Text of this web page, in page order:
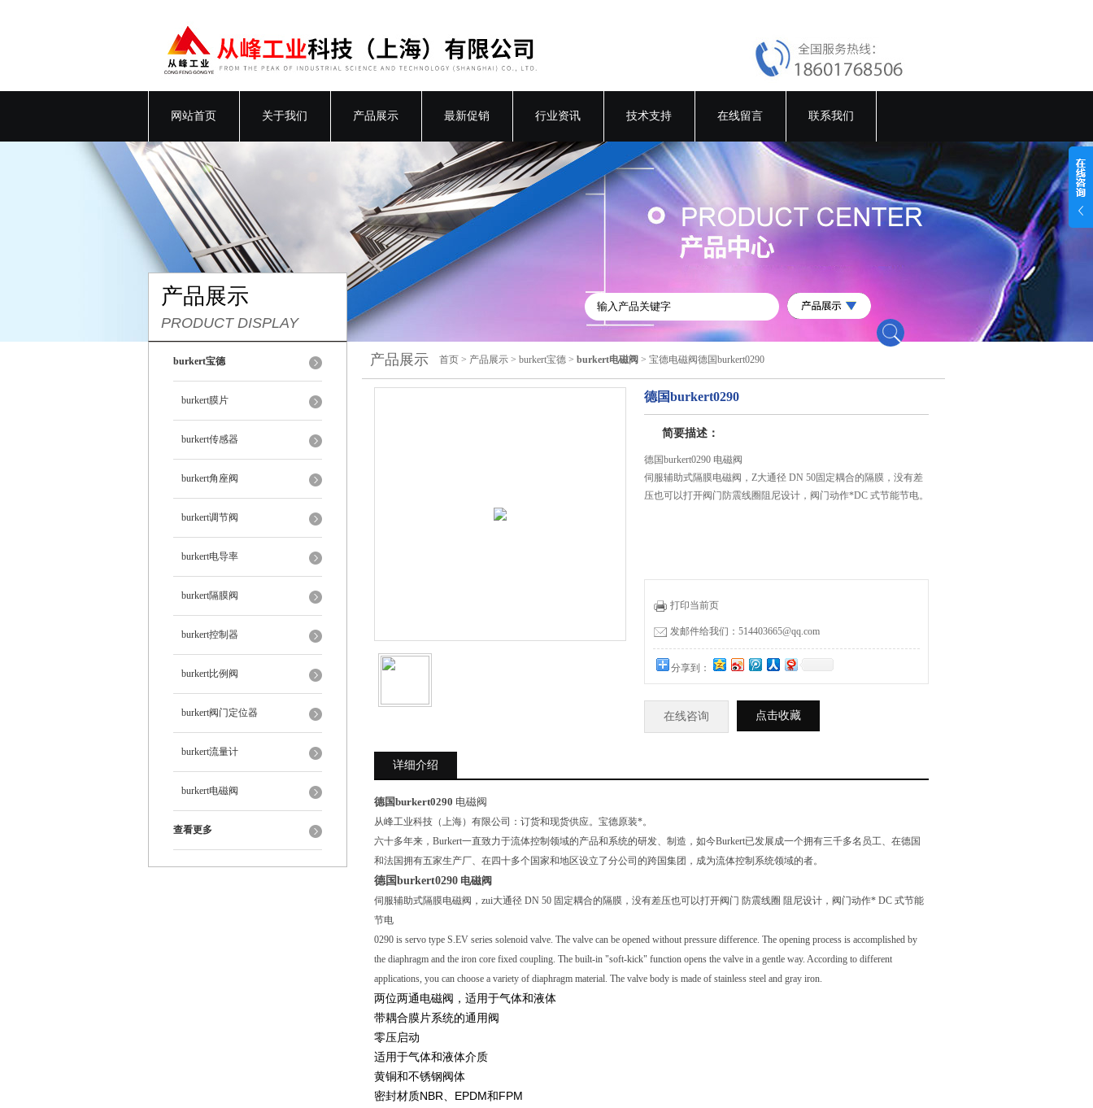
网站首页 关于我们 产品展示 最新促销 行业资讯 技术支持 在线留言 联系我们
产品展示
PRODUCT DISPLAY
burkert宝德
burkert膜片
burkert传感器
burkert角座阀
burkert调节阀
burkert电导率
burkert隔膜阀
burkert控制器
burkert比例阀
burkert阀门定位器
burkert流量计
burkert电磁阀
查看更多
产品展示 首页 > 产品展示 > burkert宝德 > burkert电磁阀 > 宝德电磁阀德国burkert0290
德国burkert0290
简要描述：
德国burkert0290 电磁阀
伺服辅助式隔膜电磁阀，Z大通径 DN 50固定耦合的隔膜，没有差
压也可以打开阀门防震线圈阻尼设计，阀门动作*DC 式节能节电。
打印当前页
发邮件给我们：514403665@qq.com
分享到：
在线咨询 点击收藏
详细介绍
德国burkert0290 电磁阀
从峰工业科技（上海）有限公司：订货和现货供应。宝德原装*。
六十多年来，Burkert一直致力于流体控制领域的产品和系统的研发、制造，如今Burkert已发展成一个拥有三千多名员工、在德国
和法国拥有五家生产厂、在四十多个国家和地区设立了分公司的跨国集团，成为流体控制系统领域的者。
德国burkert0290 电磁阀
伺服辅助式隔膜电磁阀，zui大通径 DN 50 固定耦合的隔膜，没有差压也可以打开阀门 防震线圈 阻尼设计，阀门动作* DC 式节能
节电
0290 is servo type S.EV series solenoid valve. The valve can be opened without pressure difference. The opening process is accomplished by
the diaphragm and the iron core fixed coupling. The built-in "soft-kick" function opens the valve in a gentle way. According to different
applications, you can choose a variety of diaphragm material. The valve body is made of stainless steel and gray iron.
两位两通电磁阀，适用于气体和液体
带耦合膜片系统的通用阀
零压启动
适用于气体和液体介质
黄铜和不锈钢阀体
密封材质NBR、EPDM和FPM